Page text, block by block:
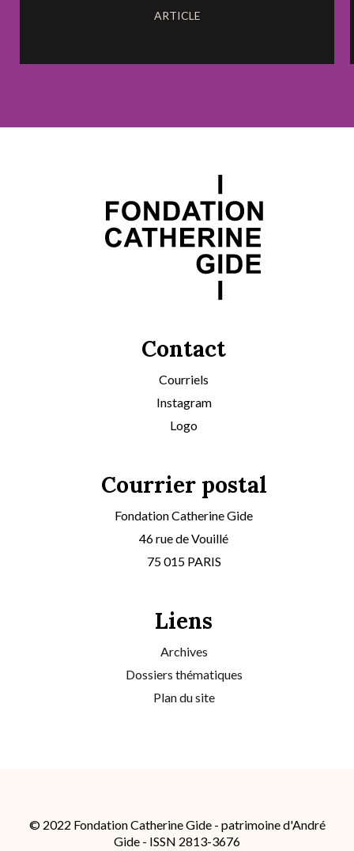
ARTICLE
Contact
Courriels
Instagram
Logo
Courrier postal
Fondation Catherine Gide
46 rue de Vouillé
75 015 PARIS
Liens
Archives
Dossiers thématiques
Plan du site
© 2022 Fondation Catherine Gide - patrimoine d'André
Gide - ISSN 2813-3676